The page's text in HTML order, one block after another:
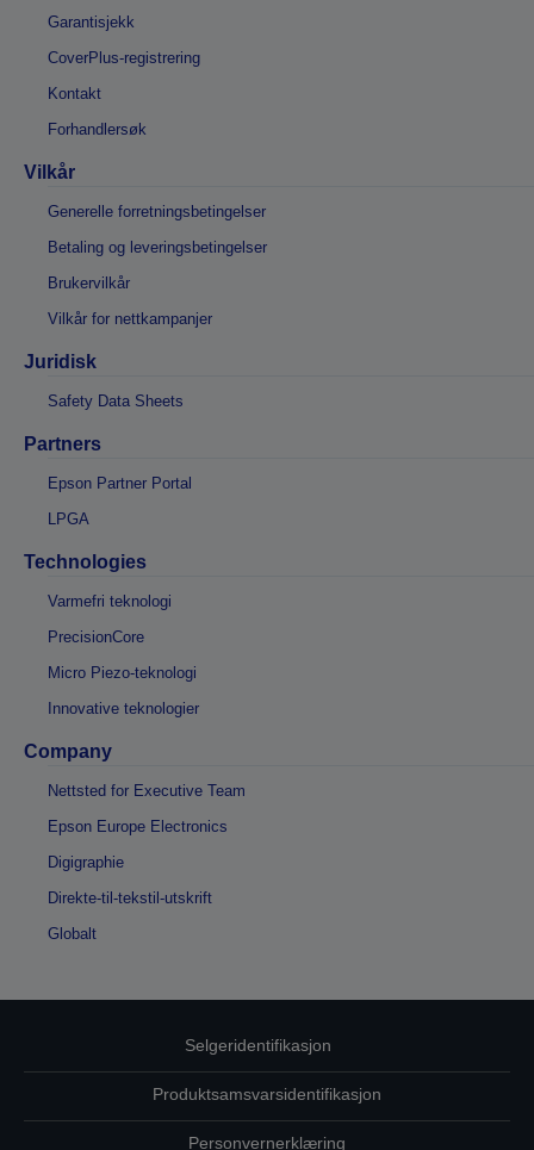
Garantisjekk
CoverPlus-registrering
Kontakt
Forhandlersøk
Vilkår
Generelle forretningsbetingelser
Betaling og leveringsbetingelser
Brukervilkår
Vilkår for nettkampanjer
Juridisk
Safety Data Sheets
Partners
Epson Partner Portal
LPGA
Technologies
Varmefri teknologi
PrecisionCore
Micro Piezo-teknologi
Innovative teknologier
Company
Nettsted for Executive Team
Epson Europe Electronics
Digigraphie
Direkte-til-tekstil-utskrift
Globalt
Selgeridentifikasjon
Produktsamsvarsidentifikasjon
Personvernerklæring